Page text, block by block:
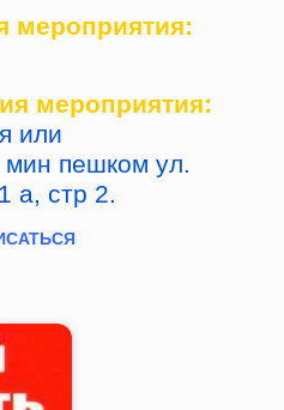
мероприятия:
мероприятия:
или
пешком ул.
а, стр 2.